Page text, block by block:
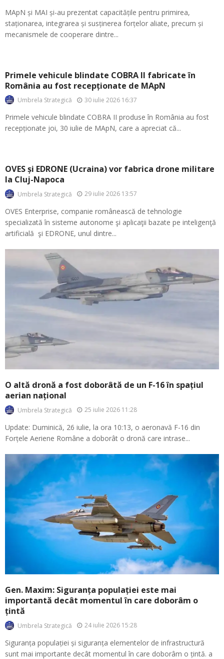
MApN și MAI și-au prezentat capacitățile pentru primirea,
staționarea, integrarea și susținerea forțelor aliate, precum și
mecanismele de cooperare dintre...
Primele vehicule blindate COBRA II fabricate în
România au fost recepționate de MApN
Umbrela Strategică 30 iulie 2026 16:37
Primele vehicule blindate COBRA II produse în România au fost
recepționate joi, 30 iulie de MApN, care a apreciat că...
OVES și EDRONE (Ucraina) vor fabrica drone militare
la Cluj-Napoca
Umbrela Strategică 29 iulie 2026 13:57
OVES Enterprise, companie românească de tehnologie
specializată în sisteme autonome şi aplicaţii bazate pe inteligenţă
artificială şi EDRONE, unul dintre...
O altă dronă a fost doborâtă de un F-16 în spațiul
aerian național
Umbrela Strategică 25 iulie 2026 11:28
Update: Duminică, 26 iulie, la ora 10:13, o aeronavă F-16 din
Forțele Aeriene Române a doborât o dronă care intrase...
Gen. Maxim: Siguranța populației este mai
importantă decât momentul în care doborâm o
țintă
Umbrela Strategică 24 iulie 2026 15:28
Siguranța populației și siguranța elementelor de infrastructură
sunt mai importante decât momentul în care doborâm o țintă. a